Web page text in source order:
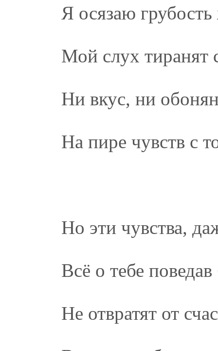
Я осязаю
Мой слух тиранят
Ни вкус, ни
На пире чувств с
Но эти чувства,
Всё о тебе поведав
Не отвратят от